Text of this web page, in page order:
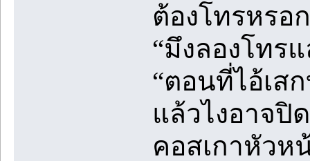
ต้องโทรหรอ
“มึงลองโทรแ
“ตอนที่ไอ้เส
แล้วไงอาจปิ
คอสเกาหัวห